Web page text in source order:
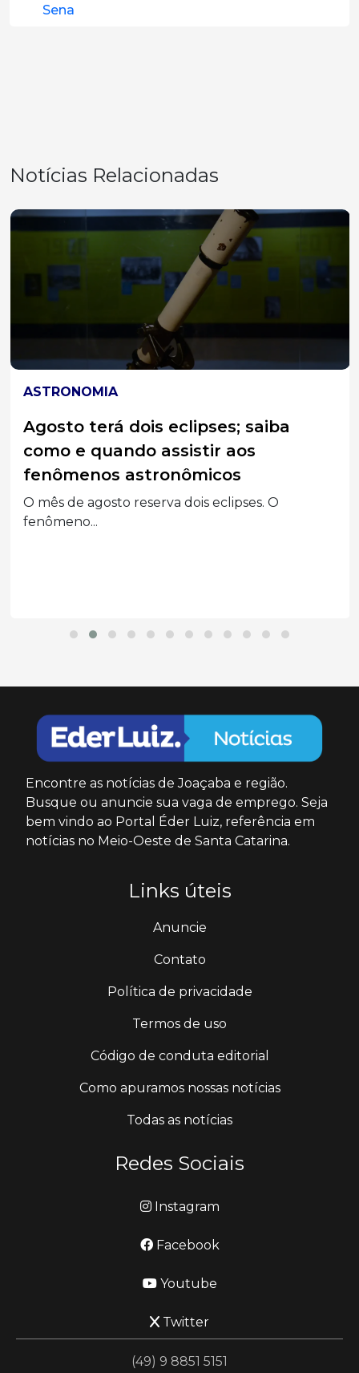
Sena
Notícias Relacionadas
ASTRONOMIA
Agosto terá dois eclipses; saiba
como e quando assistir aos
fenômenos astronômicos
O mês de agosto reserva dois eclipses. O
fenômeno...
Encontre as notícias de Joaçaba e região.
Busque ou anuncie sua vaga de emprego. Seja
bem vindo ao Portal Éder Luiz, referência em
notícias no Meio-Oeste de Santa Catarina.
Links úteis
Anuncie
Contato
Política de privacidade
Termos de uso
Código de conduta editorial
Como apuramos nossas notícias
Todas as notícias
Redes Sociais
Instagram
Facebook
Youtube
Twitter
(49) 9 8851 5151